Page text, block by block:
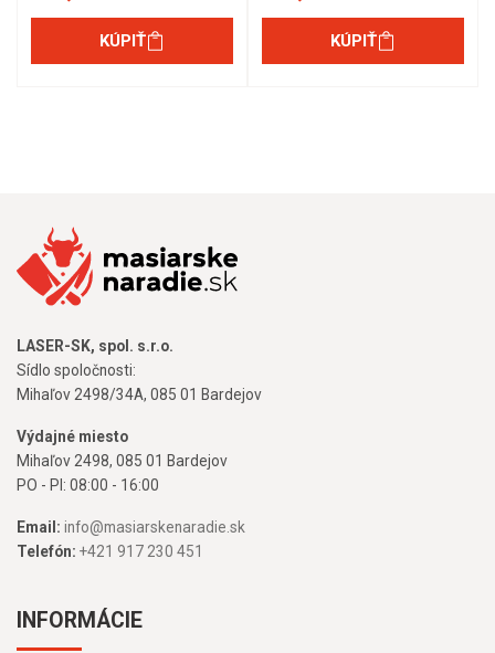
KÚPIŤ KÚPIŤ
LASER-SK, spol. s.r.o.
Sídlo spoločnosti:
Mihaľov 2498/34A, 085 01 Bardejov
Výdajné miesto
Mihaľov 2498, 085 01 Bardejov
PO - PI: 08:00 - 16:00
Email: info@masiarskenaradie.sk
Telefón: +421 917 230 451
INFORMÁCIE